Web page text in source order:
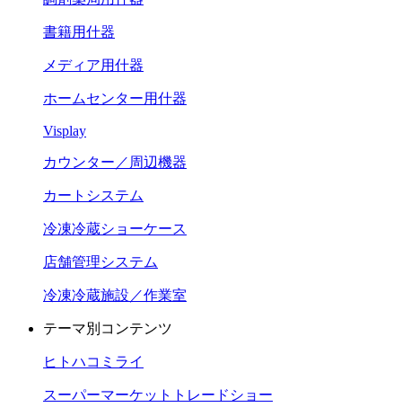
書籍用什器
メディア用什器
ホームセンター用什器
Visplay
カウンター／周辺機器
カートシステム
冷凍冷蔵ショーケース
店舗管理システム
冷凍冷蔵施設／作業室
テーマ別コンテンツ
ヒトハコミライ
スーパーマーケットトレードショー